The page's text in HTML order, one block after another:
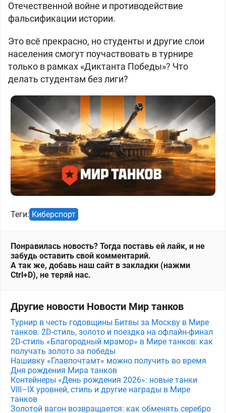
Отечественной войне и противодействие
фальсификации истории.
Это всё прекрасно, но студенты и другие слои
населения смогут поучаствовать в турнире
только в рамках «Диктанта Победы»? Что
делать студентам без лиги?
Теги: Киберспорт
Понравилась новость? Тогда поставь ей лайк, и не
забудь оставить свой комментарий.
А так же, добавь наш сайт в закладки (нажми
Ctrl+D), не теряй нас.
Другие новости Новости Мир танков
Турнир в честь годовщины Битвы за Москву в Мире
танков: 2D-стиль, золото и поездка на офлайн-финал
2D-стиль «Благородный мрамор» в Мире танков: как
получать золото за победы
Нашивку «Главпочтамт» можно получить во время
Дня рождения Мира танков
Контейнеры «День рождения 2026»: новые танки
VIII–IX уровней, стиль и другие награды в Мире
танков
Золотой вагон возвращается: как обменять серебро